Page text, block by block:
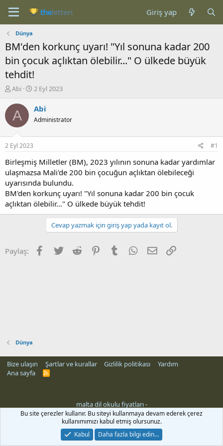
Giriş yap
Dünya
BM'den korkunç uyarı! "Yıl sonuna kadar 200
bin çocuk açlıktan ölebilir..." O ülkede büyük
tehdit!
K
n
b
u
u
b
a
l
a
t
a
n
Abi
B
ş
a
ç
t
a
r
i
h
i
2 Eyl 2023
A Abi
Administrator
2 Eyl 2023 #1
Birleşmiş Milletler (BM), 2023 yılının sonuna kadar yardımlar
ulaşmazsa Mali'de 200 bin çocuğun açlıktan ölebileceği
uyarısında bulundu.
BM'den korkunç uyarı! "Yıl sonuna kadar 200 bin çocuk
açlıktan ölebilir..." O ülkede büyük tehdit!
Cevap yazmak için giriş yap yada kayıt ol.
Paylaş: Facebook
Twitter Reddit PinterestTumblr WhatsApp
E-posta
Dünya
Bize ulaşın Şartlar ve kurallar Gizlilik politikası
Yardım
Ana sayfa
R
malta dil okulu fiyatları-
Bu site çerezler kullanır. Bu siteyi kullanmaya devam ederek çerez
kullanımımızı kabul etmiş olursunuz.
Kabul
Daha fazla bilgi edin…